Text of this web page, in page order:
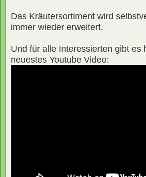
Das Kräutersortiment wird
immer wieder erweitert.
Und für alle Interessierten gibt es
neuestes Youtube Video: